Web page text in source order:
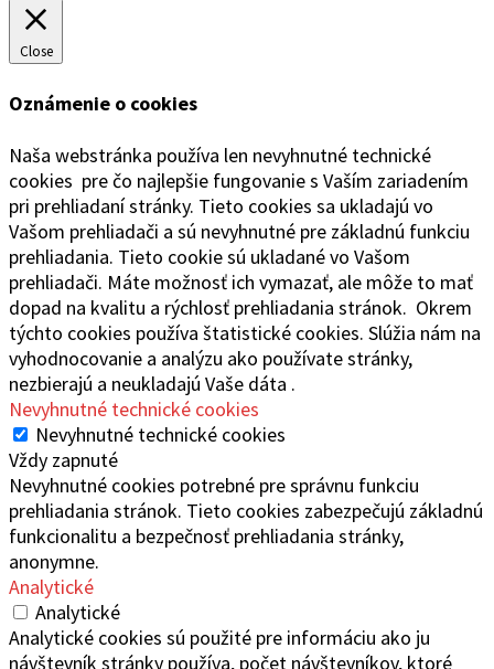
Close
Oznámenie o cookies
Naša webstránka používa len nevyhnutné technické
cookies pre čo najlepšie fungovanie s Vaším zariadením
pri prehliadaní stránky. Tieto cookies sa ukladajú vo
Vašom prehliadači a sú nevyhnutné pre základnú funkciu
prehliadania. Tieto cookie sú ukladané vo Vašom
prehliadači. Máte možnosť ich vymazať, ale môže to mať
dopad na kvalitu a rýchlosť prehliadania stránok. Okrem
týchto cookies používa štatistické cookies. Slúžia nám na
vyhodnocovanie a analýzu ako používate stránky,
nezbierajú a neukladajú Vaše dáta .
Nevyhnutné technické cookies
Nevyhnutné technické cookies
Vždy zapnuté
Nevyhnutné cookies potrebné pre správnu funkciu
prehliadania stránok. Tieto cookies zabezpečujú základnú
funkcionalitu a bezpečnosť prehliadania stránky,
anonymne.
Analytické
Analytické
Analytické cookies sú použité pre informáciu ako ju
návštevník stránky používa, počet návštevníkov, ktoré